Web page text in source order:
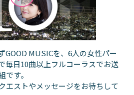
GOOD MUSICを、6人の女性パー
毎日10曲以上フルコーラスでお送
です。
エストやメッセージをお待ちして